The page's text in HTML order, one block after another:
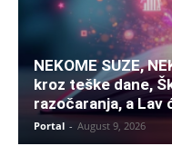
NEKOME SUZE,
kroz teške dane,
razočaranja, a Lav
Portal - August 9, 2026